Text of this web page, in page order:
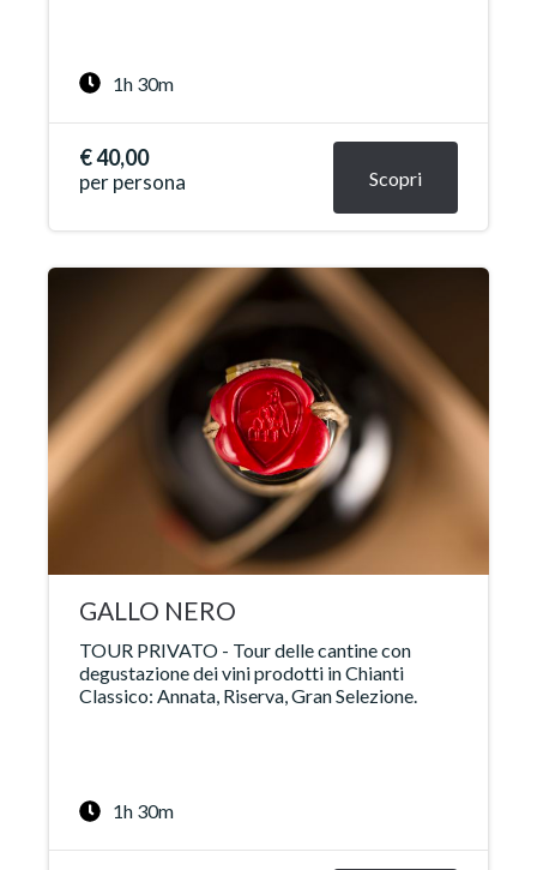
1h 30m
€ 40,00
per persona Scopri
GALLO NERO
TOUR PRIVATO - Tour delle cantine con
degustazione dei vini prodotti in Chianti
Classico: Annata, Riserva, Gran Selezione.
1h 30m